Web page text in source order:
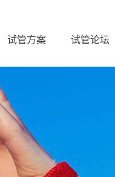
试管方案 试管论坛